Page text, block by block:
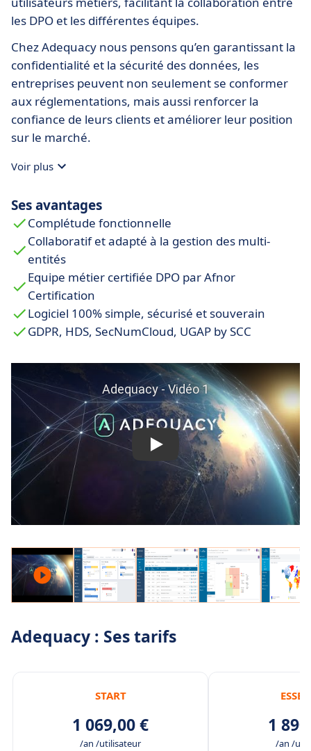
les DPO et les différentes équipes.
Chez Adequacy nous pensons qu’en garantissant la
confidentialité et la sécurité des données, les
entreprises peuvent non seulement se conformer
aux réglementations, mais aussi renforcer la
confiance de leurs clients et améliorer leur position
sur le marché.
Voir plus
Ses avantages
Complétude fonctionnelle
Collaboratif et adapté à la gestion des multi-
entités
Equipe métier certifiée DPO par Afnor
Certification
Logiciel 100% simple, sécurisé et souverain
GDPR, HDS, SecNumCloud, UGAP by SCC
Adequacy : Ses tarifs
START
1 069,00 €
/an /utilisateur
1
/an /